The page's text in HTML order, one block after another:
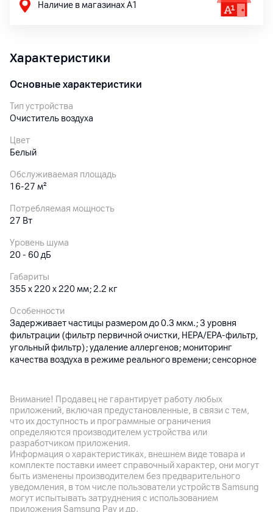
Наличие в магазинах А1
Характеристики
Основные характеристики
Тип устройства
Очиститель воздуха
Цвет
Белый
Обслуживаемая площадь
16-27 м²
Потребляемая мощность
27 Вт
Уровень шума
20 - 60 дБ
Габариты
355 x 220 x 220 мм; 2.2 кг
Особенности
Задерживает частицы размером до 0.3 мкм.; 3 уровня
фильтрации (фильтр первичной очистки, HEPA/EPA-фильтр,
угольный фильтр); удаление аллергенов; мониторинг
качества воздуха в режиме реального времени; сенсорное
сертификация TÜV Rheinland Allergy Care
Другие характеристики
Гарантия
12мес.
Импортер
ООО «ЭлкоТелеком», Логойский тракт 22а, к.2, 220090,
Внимание! Продавец не гарантирует работу любых
приложений, включая предустановленные, в связи с тем,
что их доступность и программные ограничения
определяются производителем устройства или
разработчиком приложения.
Информация о характеристиках, внешнем виде товара и
комплекте поставки имеет справочный характер, они могут
быть изменены производителем без предварительного
уведомления, в том числе пользователи устройств Samsung
могут испытывать затруднения с использованием
приложения Samsung Pay и др.